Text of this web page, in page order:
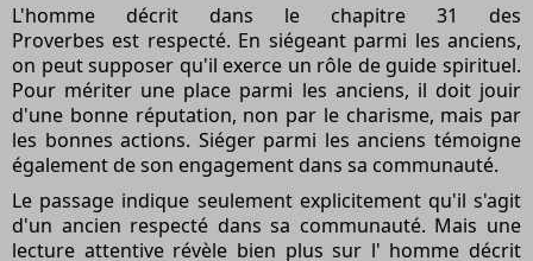
L'homme décrit dans le chapitre 31 des
Proverbes est respecté. En siégeant parmi les anciens,
on peut supposer qu'il exerce un rôle de guide spirituel.
Pour mériter une place parmi les anciens, il doit jouir
d'une bonne réputation, non par le charisme, mais par
les bonnes actions. Siéger parmi les anciens témoigne
également de son engagement dans sa communauté.
Le passage indique seulement explicitement qu'il s'agit
d'un ancien respecté dans sa communauté. Mais une
lecture attentive révèle bien plus sur l' homme décrit